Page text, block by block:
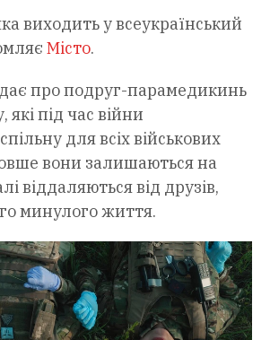
виходить у всеукраїнський
Місто.
про подруг-парамедикинь
які під час війни
для всіх військових
вони залишаються на
віддаляються від друзів,
минулого життя.